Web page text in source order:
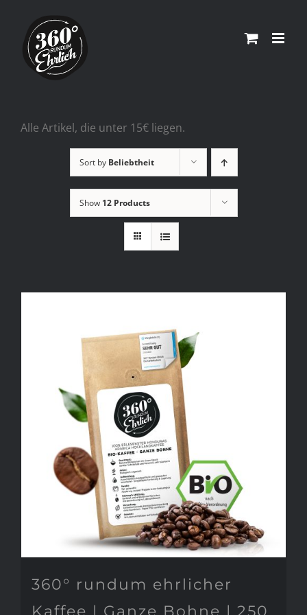
content
Alle Artikel, die unter 15€ liegen.
Sort by Beliebtheit
Show 12 Products
360° rundum ehrlicher